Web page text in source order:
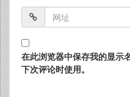
在此浏览器中保存我的显示
下次评论时使用。